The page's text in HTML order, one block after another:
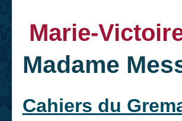
Marie-
Madame
Cahiers du